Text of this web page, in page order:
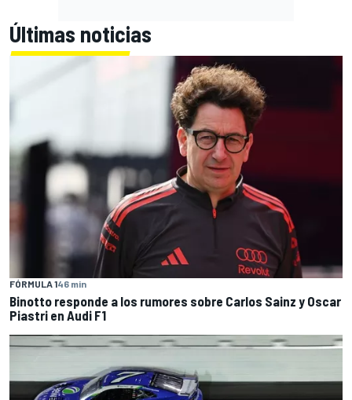
Últimas noticias
FÓRMULA 146 min
Binotto responde a los rumores sobre Carlos Sainz y Oscar
Piastri en Audi F1